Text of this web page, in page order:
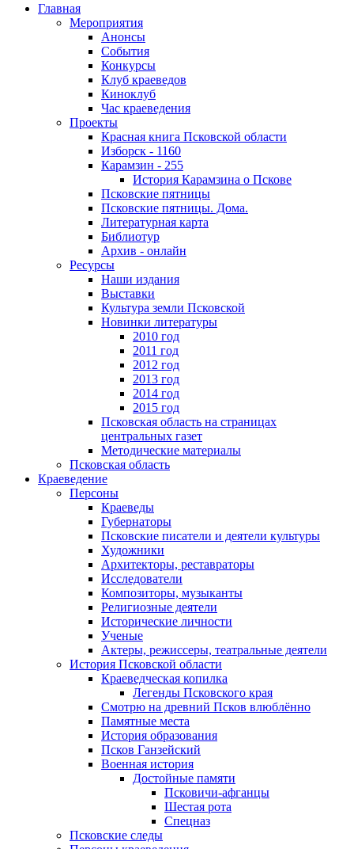
Главная
Мероприятия
Анонсы
События
Конкурсы
Клуб краеведов
Киноклуб
Час краеведения
Проекты
Красная книга Псковской области
Изборск - 1160
Карамзин - 255
История Карамзина о Пскове
Псковские пятницы
Псковские пятницы. Дома.
Литературная карта
Библиотур
Архив - онлайн
Ресурсы
Наши издания
Выставки
Культура земли Псковской
Новинки литературы
2010 год
2011 год
2012 год
2013 год
2014 год
2015 год
Псковская область на страницах
центральных газет
Методические материалы
Псковская область
Краеведение
Персоны
Краеведы
Губернаторы
Псковские писатели и деятели культуры
Художники
Архитекторы, реставраторы
Исследователи
Композиторы, музыканты
Религиозные деятели
Исторические личности
Ученые
Актеры, режиссеры, театральные деятели
История Псковской области
Краеведческая копилка
Легенды Псковского края
Смотрю на древний Псков влюблённо
Памятные места
История образования
Псков Ганзейский
Военная история
Достойные памяти
Псковичи-афганцы
Шестая рота
Спецназ
Псковские следы